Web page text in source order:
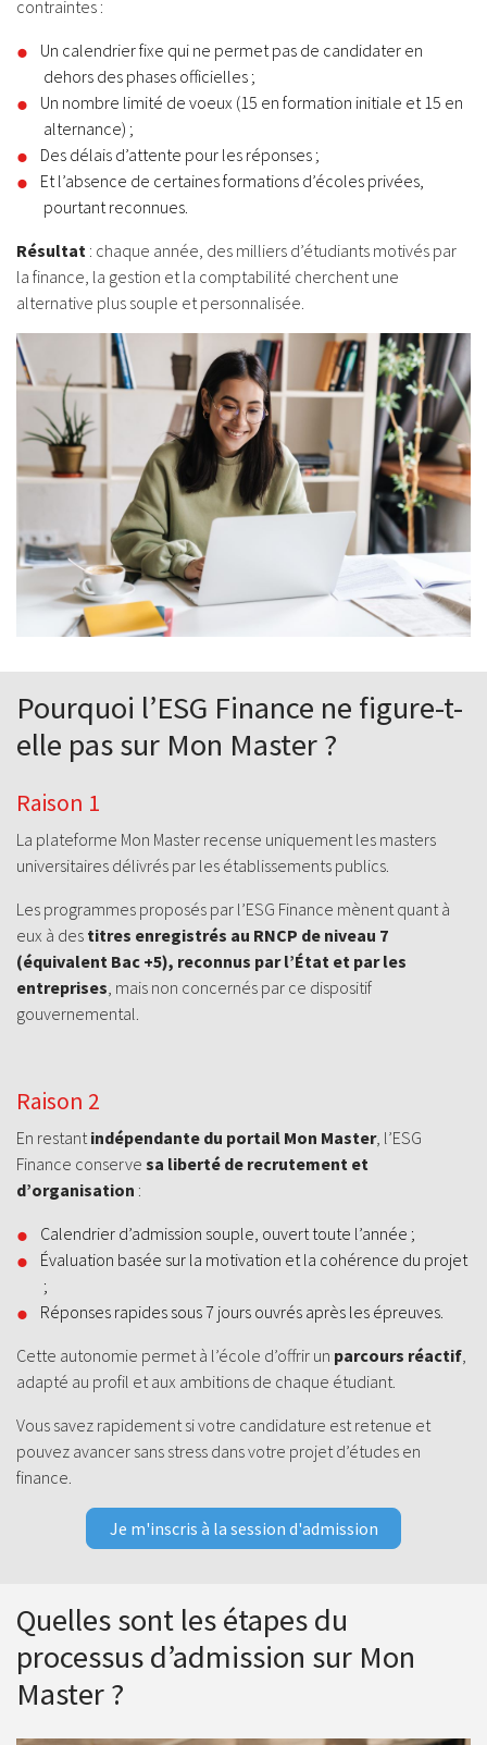
contraintes :
Un calendrier fixe qui ne permet pas de candidater en
dehors des phases officielles ;
Un nombre limité de voeux (15 en formation initiale et 15 en
alternance) ;
Des délais d’attente pour les réponses ;
Et l’absence de certaines formations d’écoles privées,
pourtant reconnues.
Résultat : chaque année, des milliers d’étudiants motivés par
la finance, la gestion et la comptabilité cherchent une
alternative plus souple et personnalisée.
Pourquoi l’ESG Finance ne figure-t-
elle pas sur Mon Master ?
Raison 1
La plateforme Mon Master recense uniquement les masters
universitaires délivrés par les établissements publics.
Les programmes proposés par l’ESG Finance mènent quant à
eux à des titres enregistrés au RNCP de niveau 7
(équivalent Bac +5), reconnus par l’État et par les
entreprises , mais non concernés par ce dispositif
gouvernemental.
Raison 2
En restant indépendante du portail Mon Master, l’ESG
Finance conserve sa liberté de recrutement et
d’organisation :
Calendrier d’admission souple, ouvert toute l’année ;
Évaluation basée sur la motivation et la cohérence du projet
;
Réponses rapides sous 7 jours ouvrés après les épreuves.
Cette autonomie permet à l’école d’offrir un parcours réactif
adapté au profil et aux ambitions de chaque étudiant.
Vous savez rapidement si votre candidature est retenue et
pouvez avancer sans stress dans votre projet d’études en
finance.
Je m'inscris à la session d'admission
Quelles sont les étapes du
processus d’admission sur Mon
Master ?